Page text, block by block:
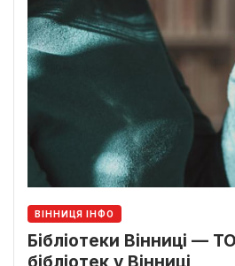
ВІННИЦЯ ІНФО
Бібліотеки Вінниці —